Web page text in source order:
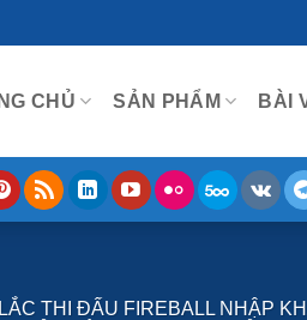
CHỦ SẢN PHẨM BÀI
THI ĐẤU FIREBALL NHẬP